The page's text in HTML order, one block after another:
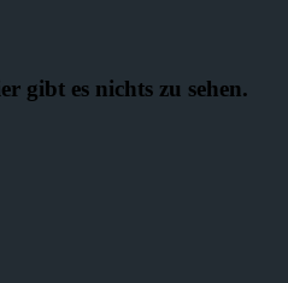
gibt es nichts zu sehen.